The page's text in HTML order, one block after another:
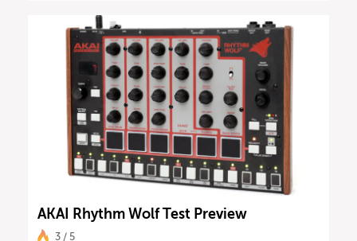
AKAI Rhythm Wolf Test Preview
3 / 5